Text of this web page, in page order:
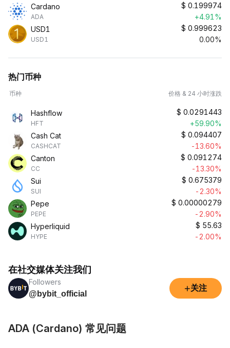
Cardano
ADA
$ 0.199974
+4.91%
USD1
USD1
$ 0.999623
0.00%
热门币种
币种 价格 & 24 小时涨跌
Hashflow
HFT
$ 0.0291443
+59.90%
Cash Cat
CASHCAT
$ 0.094407
-13.60%
Canton
CC
$ 0.091274
-13.30%
Sui
SUI
$ 0.675379
-2.30%
Pepe
PEPE
$ 0.00000279
-2.90%
Hyperliquid
HYPE
$ 55.63
-2.00%
在社交媒体关注我们
Followers
@bybit_official
+关注
ADA (Cardano) 常见问题